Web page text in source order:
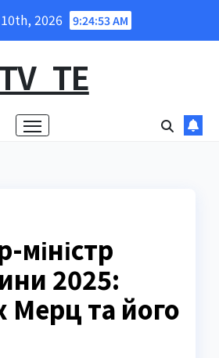
2026 9:24:54 AM
TV_TE
міністр
2025:
Мерц та його